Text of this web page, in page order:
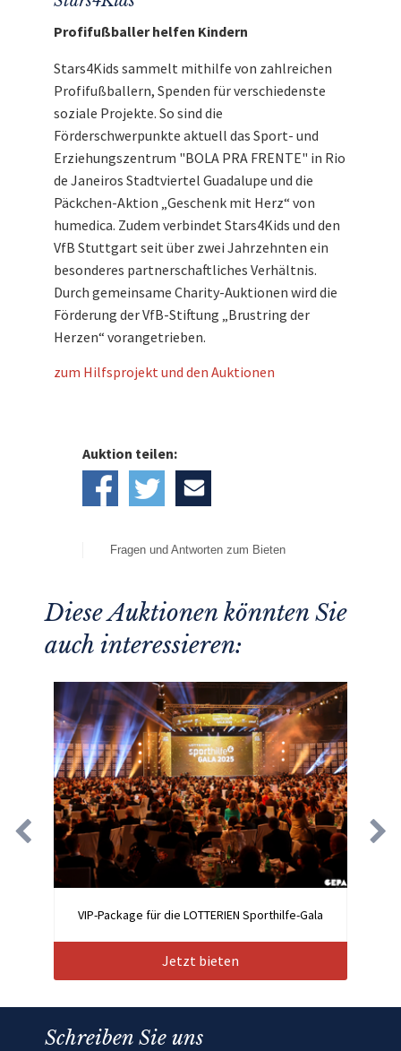
Profifußballer helfen Kindern
Stars4Kids sammelt mithilfe von zahlreichen
Profifußballern, Spenden für verschiedenste
soziale Projekte. So sind die
Förderschwerpunkte aktuell das Sport- und
Erziehungszentrum "BOLA PRA FRENTE" in Rio
de Janeiros Stadtviertel Guadalupe und die
Päckchen-Aktion „Geschenk mit Herz“ von
humedica. Zudem verbindet Stars4Kids und den
VfB Stuttgart seit über zwei Jahrzehnten ein
besonderes partnerschaftliches Verhältnis.
Durch gemeinsame Charity-Auktionen wird die
Förderung der VfB-Stiftung „Brustring der
Herzen“ vorangetrieben.
zum Hilfsprojekt und den Auktionen
Auktion teilen:
Fragen und Antworten zum Bieten
Diese Auktionen könnten Sie
auch interessieren:
VIP-Package für die LOTTERIEN Sporthilfe-Gala
Jetzt bieten
Schreiben Sie uns